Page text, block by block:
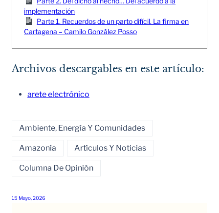
implementación
Parte 1. Recuerdos de un parto difícil. La firma en
Cartagena – Camilo González Posso
Archivos descargables en este artículo:
arete electrónico
Ambiente, Energía Y Comunidades
Amazonía Artículos Y Noticias
Columna De Opinión
15 Mayo, 2026